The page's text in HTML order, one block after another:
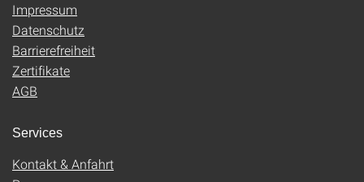
Impressum
Datenschutz
Barrierefreiheit
Zertifikate
AGB
Services
Kontakt & Anfahrt